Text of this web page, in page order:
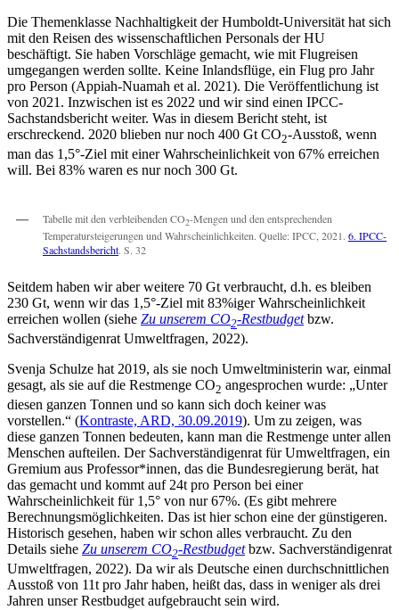
Die Themenklasse Nachhaltigkeit der Humboldt-Universität hat sich
mit den Reisen des wissenschaftlichen Personals der HU
beschäftigt. Sie haben Vorschläge gemacht, wie mit Flugreisen
umgegangen werden sollte. Keine Inlandsflüge, ein Flug pro Jahr
pro Person (Appiah-Nuamah et al. 2021). Die Veröffentlichung ist
von 2021. Inzwischen ist es 2022 und wir sind einen IPCC-
Sachstandsbericht weiter. Was in diesem Bericht steht, ist
erschreckend. 2020 blieben nur noch 400 Gt CO2-Ausstoß, wenn
man das 1,5°-Ziel mit einer Wahrscheinlichkeit von 67% erreichen
will. Bei 83% waren es nur noch 300 Gt.
Tabelle mit den verbleibenden CO2-Mengen und den entsprechenden
Temperatursteigerungen und Wahrscheinlichkeiten. Quelle: IPCC, 2021. 6. IPCC-
Sachstandsbericht. S. 32
Seitdem haben wir aber weitere 70 Gt verbraucht, d.h. es bleiben
230 Gt, wenn wir das 1,5°-Ziel mit 83%iger Wahrscheinlichkeit
erreichen wollen (siehe Zu unserem CO2-Restbudgetbzw.
Sachverständigenrat Umweltfragen, 2022).
Svenja Schulze hat 2019, als sie noch Umweltministerin war, einmal
gesagt, als sie auf die Restmenge CO2 angesprochen wurde: „Unter
diesen ganzen Tonnen und so kann sich doch keiner was
vorstellen.“ (Kontraste, ARD, 30.09.2019). Um zu zeigen, was
diese ganzen Tonnen bedeuten, kann man die Restmenge unter allen
Menschen aufteilen. Der Sachverständigenrat für Umweltfragen, ein
Gremium aus Professor*innen, das die Bundesregierung berät, hat
das gemacht und kommt auf 24t pro Person bei einer
Wahrscheinlichkeit für 1,5° von nur 67%. (Es gibt mehrere
Berechnungsmöglichkeiten. Das ist hier schon eine der günstigeren.
Historisch gesehen, haben wir schon alles verbraucht. Zu den
Details siehe Zu unserem CO2-Restbudgetbzw. Sachverständigenrat
Umweltfragen, 2022). Da wir als Deutsche einen durchschnittlichen
Ausstoß von 11t pro Jahr haben, heißt das, dass in weniger als drei
Jahren unser Restbudget aufgebraucht sein wird.